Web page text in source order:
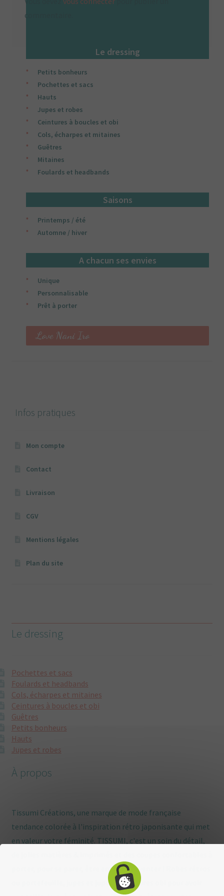
commentaire.
Le dressing
Petits bonheurs
Pochettes et sacs
Hauts
Jupes et robes
Ceintures à boucles et obi
Cols, écharpes et mitaines
Guêtres
Mitaines
Foulards et headbands
Saisons
Printemps / été
Automne / hiver
A chacun ses envies
Unique
Personnalisable
Prêt à porter
Love Nani Iro
Infos pratiques
Mon compte
Contact
Livraison
CGV
Mentions légales
Plan du site
Le dressing
Pochettes et sacs
Foulards et headbands
Cols, écharpes et mitaines
Ceintures à boucles et obi
Guêtres
Petits bonheurs
Hauts
Jupes et robes
À propos
Tissumi Créations, une marque de mode française
tendance colorée à l'inspiration rétro japonisante qui met
en valeur votre féminité. TISSUMI, c'est un soin du détail,
porter, pour se parer, être enviée, s'inventer ! Robes rétros
ou portefeuille, jupes et jupons, ceintures obi pour avoir